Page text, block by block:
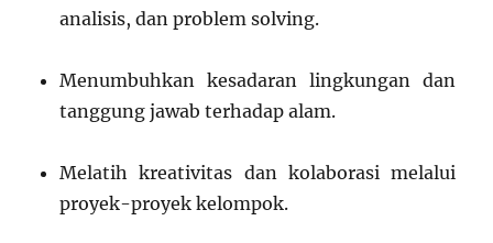
analisis, dan problem solving.
Menumbuhkan kesadaran lingkungan dan
tanggung jawab terhadap alam.
Melatih kreativitas dan kolaborasi melalui
proyek-proyek kelompok.